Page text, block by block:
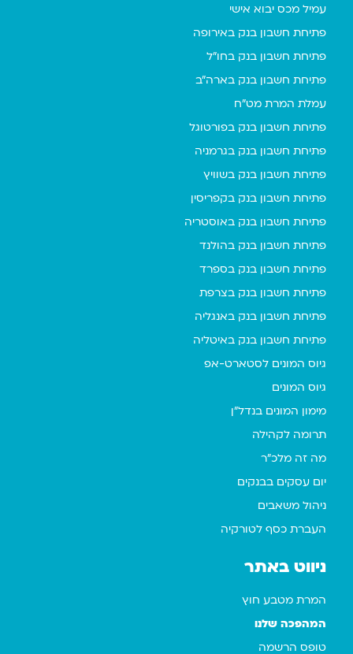
עמיל מכס יבוא אישי
פתיחת חשבון בנק באירופה
פתיחת חשבון בנק בחו"ל
פתיחת חשבון בנק בארה"ב
עמלת המרת מט"ח
פתיחת חשבון בנק בפורטוגל
פתיחת חשבון בנק בגרמניה
פתיחת חשבון בנק בשוויץ
פתיחת חשבון בנק בקפריסין
פתיחת חשבון בנק באוסטריה
פתיחת חשבון בנק בהולנד
פתיחת חשבון בנק בספרד
פתיחת חשבון בנק בצרפת
פתיחת חשבון בנק באנגליה
פתיחת חשבון בנק באיטליה
גיוס המונים לסטארט-אפ
גיוס המונים
מימון המונים בנדל"ן
תרומה לקהילה
מה זה מלכ"ר
יום עסקים בבנקים
ניהול משאבים
העברת כסף לטורקיה
ניווט באתר
המרת מטבע חוץ
המהפכה שלנו
טופס הרשמה